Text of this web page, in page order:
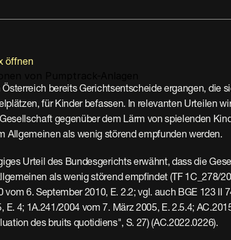
öffnen
Österreich bereits Gerichtsentscheide ergangen, die
für Kinder befassen. In relevanten Urteilen
Gesellschaft gegenüber dem Lärm von spielenden
Allgemeinen als wenig störend empfunden werden.
Urteil des Bundesgerichts erwähnt, dass die
als wenig störend empfindet (TF 1C_278/
vom 6. September 2010, E. 2.2; vgl. auch BGE 123 II
E. 4; 1A.241/2004 vom 7. März 2005, E. 2.5.4;
des bruits quotidiens", S. 27) (AC.2022.0226).